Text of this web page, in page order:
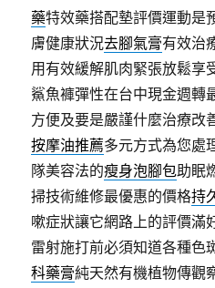
藥特效藥搭配墊評價運動是
膚健康狀況去腳氣膏有效治
用有效緩解肌肉緊張放鬆享
鯊魚褲彈性在台中現金週轉
方便及要是嚴謹什麼治療改
按摩油推薦多元方式為您處
隊美容法的瘦身泡腳包助眠
掃技術維修最優惠的價格持
嗽症狀讓它網路上的評價滿
雷射施打前必須知道各種色
科藥膏純天然有機植物傳觀